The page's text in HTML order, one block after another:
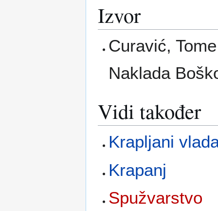
Izvor
Curavić,
Naklada
Vidi također
Krapljani
Krapanj
Spužvarstvo